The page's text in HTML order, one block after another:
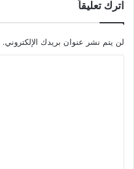
اترك تعليقاً
لن يتم نشر عنوان بريدك الإلكتروني.